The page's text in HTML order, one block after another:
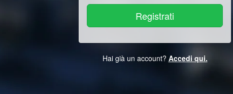
Hai già un account? Accedi qui.